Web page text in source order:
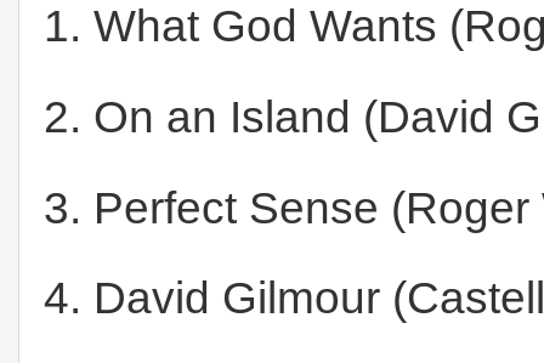
1. What God Wants
2. On an Island (David
3. Perfect Sense (Roger
4. David Gilmour